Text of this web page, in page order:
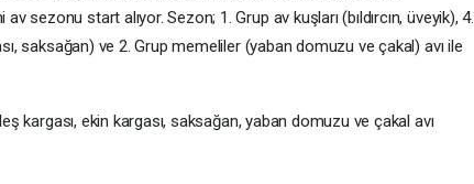
sezonu start alıyor. Sezon; 1. Grup av kuşları (bıldırcın, üveyik), 4.
saksağan) ve 2. Grup memeliler (yaban domuzu ve çakal) avı ile
kargası, ekin kargası, saksağan, yaban domuzu ve çakal avı